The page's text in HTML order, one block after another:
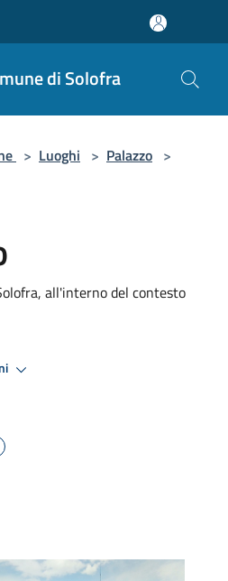
di Solofra
> Luoghi > Palazzo >
all'interno del contesto